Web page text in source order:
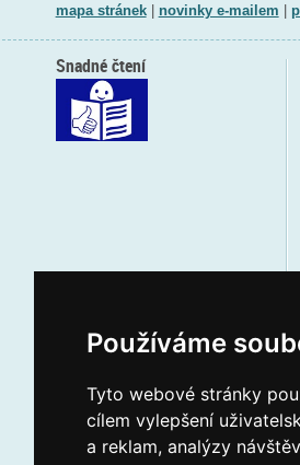
Používáme
Tyto webové stránky
cílem vylepšení
a reklam, analýzy
mapa stránek| novinky e-mailem
Snadné čtení